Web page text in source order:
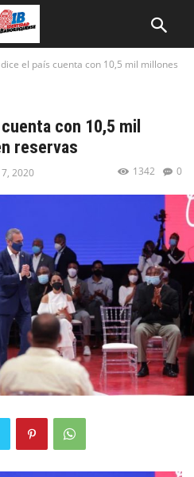
el país cuenta con 10,5 mil millones
con 10,5 mil
reservas
2020 0
1342